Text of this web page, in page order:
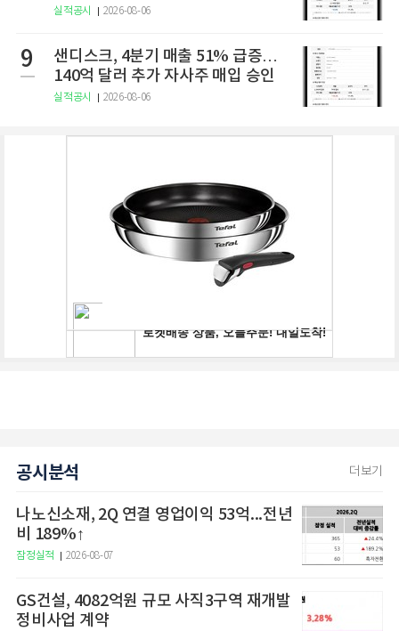
실적공시 2026-08-06
9
샌디스크, 4분기 매출 51% 급증…
140억 달러 추가 자사주 매입 승인
실적공시 2026-08-06
공시분석 더보기
나노신소재, 2Q 연결 영업이익 53억...전년
비 189%↑
잠정실적 2026-08-07
GS건설, 4082억원 규모 사직3구역 재개발
정비사업 계약